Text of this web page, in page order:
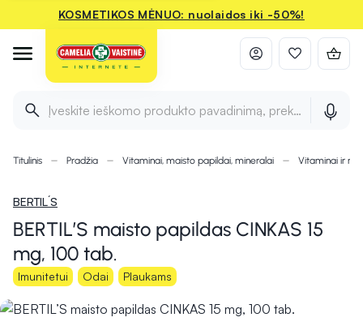
KOSMETIKOS MĖNUO: nuolaidos iki -50%!
Įveskite ieškomo produkto pavadinimą, prekės ženklą ir
Titulinis Pradžia Vitaminai, maisto papildai, mineralai Vitaminai ir
BERTIL´S
BERTIL’S maisto papildas CINKAS 15
mg, 100 tab.
Imunitetui Odai Plaukams